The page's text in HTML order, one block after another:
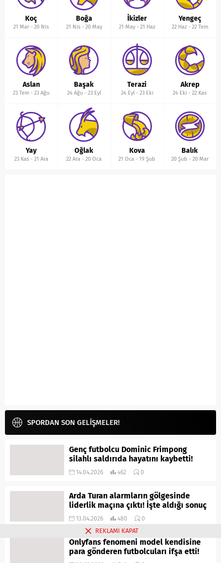
Koç
21 Mar -20 Nis
Boğa
21 Nis- 20 May
İkizler
21 May- 21 Haz
Yengeç
22 Haz- 22 Tem
Aslan
23 Tem -23 Ağu
Başak
24 Ağu- 23 Eyl
Terazi
24 Eyl- 23 Eki
Akrep
24 Eki -22 Kas
Yay
23 Kas- 21 Ara
Oğlak
22 Ara -20 Oca
Kova
21 Oca -19 Şub
Balık
20 Şub - 20 Mar
SPORDAN SON GELİŞMELER!
Genç futbolcu Dominic Frimpong
silahlı saldırıda hayatını kaybetti!
14.04.2026 462 0
Arda Turan alarmların gölgesinde
liderlik maçına çıktı! İşte aldığı sonuç
13.04.2026 480 0
Onlyfans fenomeni model kendisine
para gönderen futbolcuları ifşa etti!
REKLAMI KAPAT